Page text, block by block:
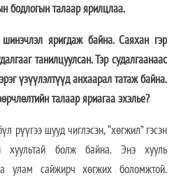
бодлогын талаар ярилцлаа.
яригдаж байна. Саяхан гэр
танилцуулсан. Тэр судалгаанаас
үзүүлэлтүүд анхаарал татаж байна.
талаар яриагаа эхэлье?
рүүгээ шууд чиглэсэн, “хөгжил” гэсэн
хуультай болж байна. Энэ хууль
улам сайжирч хөгжих боломжтой.